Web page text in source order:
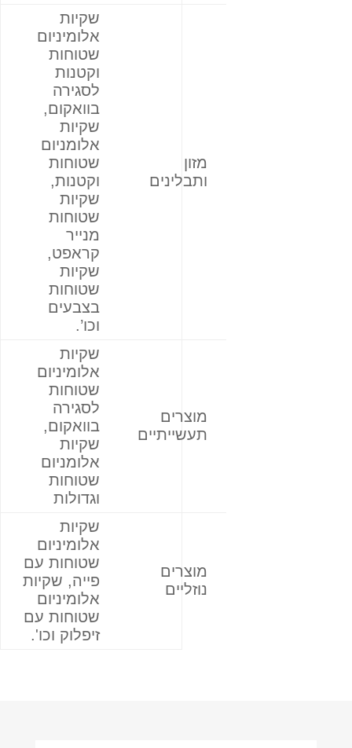
שקיות
אלומיניום
שטוחות
וקטנות
לסגירה
בוואקום,
שקיות
אלומניום
שטוחות
וקטנות,
שקיות
שטוחות
מנייר
קראפט,
שקיות
שטוחות
בצבעים
וכו’.
מזון
ותבלינים
שקיות
אלומיניום
שטוחות
לסגירה
בוואקום,
שקיות
אלומניום
שטוחות
וגדולות
מוצרים
תעשייתיים
שקיות
אלומיניום
שטוחות עם
פייה, שקיות
אלומיניום
שטוחות עם
זיפלוק וכו'.
מוצרים
נוזליים